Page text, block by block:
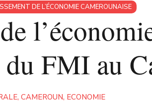
DE L’ÉCONOMIE CAMEROUNAISE
FMI au
, CAMEROUN, ECONOMIE